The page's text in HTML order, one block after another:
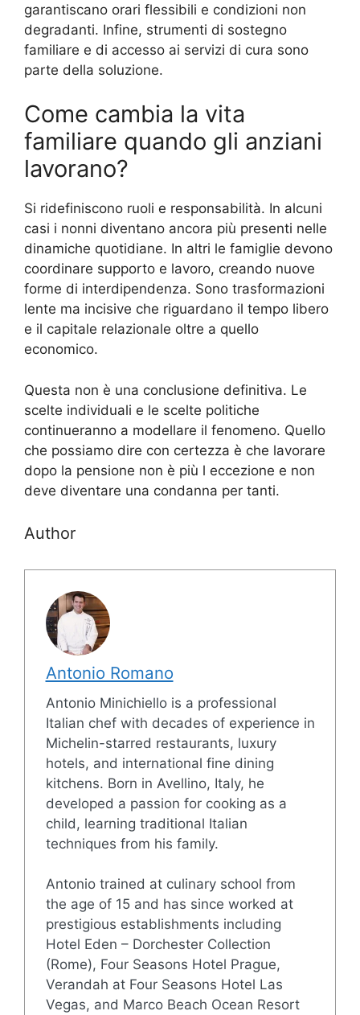
garantiscano orari flessibili e condizioni non
degradanti. Infine, strumenti di sostegno
familiare e di accesso ai servizi di cura sono
parte della soluzione.
Come cambia la vita
familiare quando gli anziani
lavorano?
Si ridefiniscono ruoli e responsabilità. In alcuni
casi i nonni diventano ancora più presenti nelle
dinamiche quotidiane. In altri le famiglie devono
coordinare supporto e lavoro, creando nuove
forme di interdipendenza. Sono trasformazioni
lente ma incisive che riguardano il tempo libero
e il capitale relazionale oltre a quello
economico.
Questa non è una conclusione definitiva. Le
scelte individuali e le scelte politiche
continueranno a modellare il fenomeno. Quello
che possiamo dire con certezza è che lavorare
dopo la pensione non è più l eccezione e non
deve diventare una condanna per tanti.
Author
Antonio Romano
Antonio Minichiello is a professional
Italian chef with decades of experience in
Michelin-starred restaurants, luxury
hotels, and international fine dining
kitchens. Born in Avellino, Italy, he
developed a passion for cooking as a
child, learning traditional Italian
techniques from his family.
Antonio trained at culinary school from
the age of 15 and has since worked at
prestigious establishments including
Hotel Eden – Dorchester Collection
(Rome), Four Seasons Hotel Prague,
Verandah at Four Seasons Hotel Las
Vegas, and Marco Beach Ocean Resort